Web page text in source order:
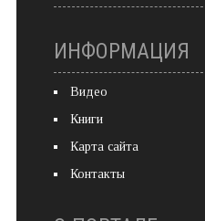
ИНФОРМАЦИЯ
Видео
Книги
Карта сайта
Контакты